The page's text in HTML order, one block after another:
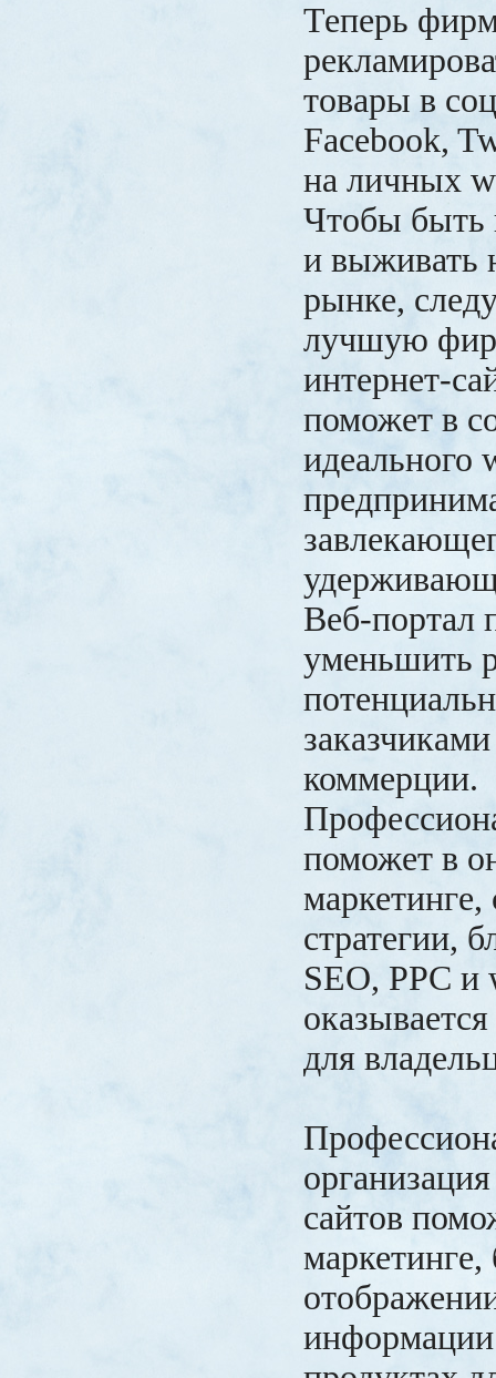
Теперь
товары в
Facebook,
на личных
Чтобы быть
и выживать
рынке,
лучшую
интернет-
поможет в
идеального
Веб-портал
уменьшить
коммерции.
поможет в
маркетинге,
стратегии,
SEO, PPC и
для
сайтов
маркетинге,